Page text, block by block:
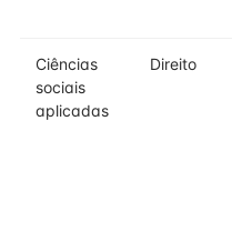
Ciências
sociais
aplicadas
Direito